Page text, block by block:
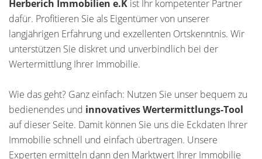
Herberich Immobilien e.K ist Ihr kompetenter Partner
dafür. Profitieren Sie als Eigentümer von unserer
langjährigen Erfahrung und exzellenten Ortskenntnis. Wir
unterstützen Sie diskret und unverbindlich bei der
Wertermittlung Ihrer Immobilie.
Wie das geht? Ganz einfach: Nutzen Sie unser bequem zu
bedienendes und innovatives Wertermittlungs-Tool
auf dieser Seite. Damit können Sie uns die Eckdaten Ihrer
Immobilie schnell und einfach übertragen. Unsere
Experten ermitteln dann den Marktwert Ihrer Immobilie